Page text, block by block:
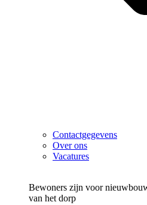
Contactgegevens
Over ons
Vacatures
Bewoners zijn voor
van het dorp